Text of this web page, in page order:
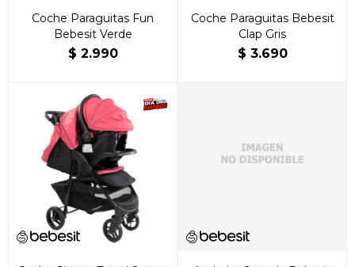
Coche Paraguitas Fun
Bebesit Verde
$ 2.990
Coche Paraguitas Bebesit
Clap Gris
$ 3.690